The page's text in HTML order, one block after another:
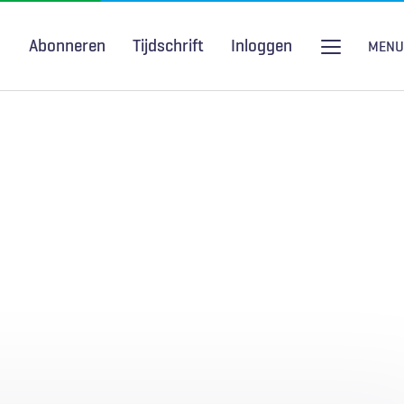
Abonneren Tijdschrift Inloggen MENU